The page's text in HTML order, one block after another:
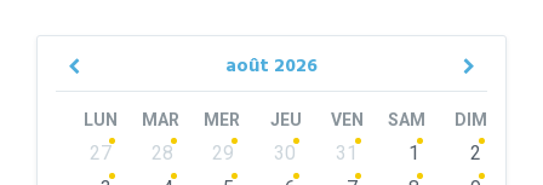
août 2026
Previous
LUN MAR MER JEU VEN SAM DIM
Skip
calendar
27 28 29 30 31 1
2